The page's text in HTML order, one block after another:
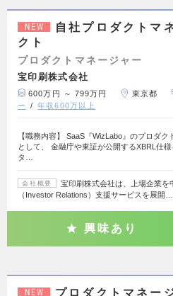
NEW
自社プロダクトマ
クト
プロダクトマネージャー
宝印刷株式会社
600万円 ～ 799万円 東京都
ー
年収600万以上
【職務内容】 SaaS『WizLabo』のプロダク
として、 金融庁や東証が公開するXBRL仕
タ…
会社概要
宝印刷株式会社は、上場企業を
（Investor Relations）支援サービスを展開…
興味あり
NEW
プロダクトマネー